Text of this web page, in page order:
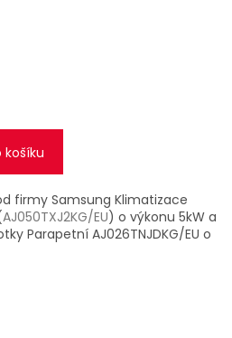
košíku
firmy Samsung Klimatizace
AJ050TXJ2KG/EU) o výkonu 5kW a
Parapetní AJ026TNJDKG/EU o